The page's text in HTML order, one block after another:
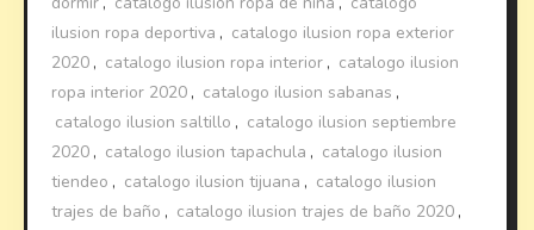
ilusion ropa deportiva , catalogo ilusion ropa exterior
2020 , catalogo ilusion ropa interior , catalogo ilusion
ropa interior 2020 , catalogo ilusion sabanas ,
catalogo ilusion saltillo , catalogo ilusion septiembre
2020 , catalogo ilusion tapachula , catalogo ilusion
tiendeo , catalogo ilusion tijuana , catalogo ilusion
trajes de baño , catalogo ilusion trajes de baño 2020 ,